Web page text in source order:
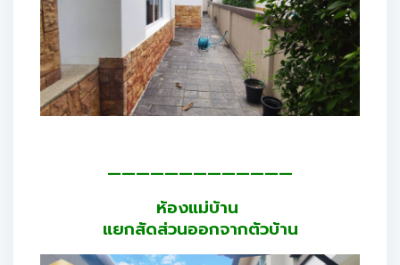
—————————————
ห้องแม่บ้าน
แยกสัดส่วนออกจากตัวบ้าน